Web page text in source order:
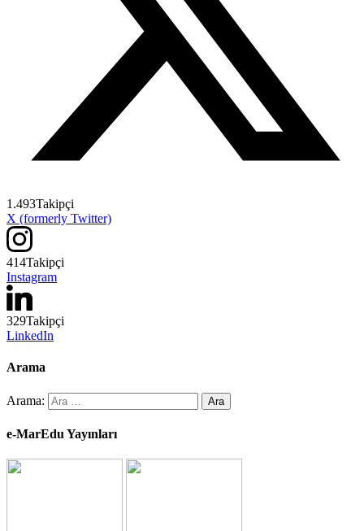
1.493Takipçi
X (formerly Twitter)
414Takipçi
Instagram
329Takipçi
LinkedIn
Arama
Arama:
e-MarEdu Yayınları